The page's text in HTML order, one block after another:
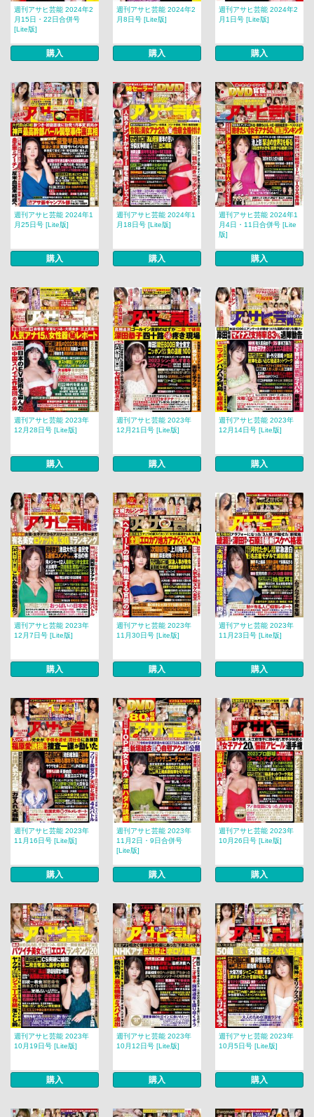
週刊アサヒ芸能 2024年2
月15日・22日合併号
[Lite版]
購入
週刊アサヒ芸能 2024年2
月8日号 [Lite版]
購入
週刊アサヒ芸能 2024年2
月1日号 [Lite版]
購入
週刊アサヒ芸能 2024年1
月25日号 [Lite版]
購入
週刊アサヒ芸能 2024年1
月18日号 [Lite版]
購入
週刊アサヒ芸能 2024年1
月4日・11日合併号 [Lite
版]
購入
週刊アサヒ芸能 2023年
12月28日号 [Lite版]
購入
週刊アサヒ芸能 2023年
12月21日号 [Lite版]
購入
週刊アサヒ芸能 2023年
12月14日号 [Lite版]
購入
週刊アサヒ芸能 2023年
12月7日号 [Lite版]
購入
週刊アサヒ芸能 2023年
11月30日号 [Lite版]
購入
週刊アサヒ芸能 2023年
11月23日号 [Lite版]
購入
週刊アサヒ芸能 2023年
11月16日号 [Lite版]
購入
週刊アサヒ芸能 2023年
11月2日・9日合併号
[Lite版]
購入
週刊アサヒ芸能 2023年
10月26日号 [Lite版]
購入
週刊アサヒ芸能 2023年
10月19日号 [Lite版]
購入
週刊アサヒ芸能 2023年
10月12日号 [Lite版]
購入
週刊アサヒ芸能 2023年
10月5日号 [Lite版]
購入